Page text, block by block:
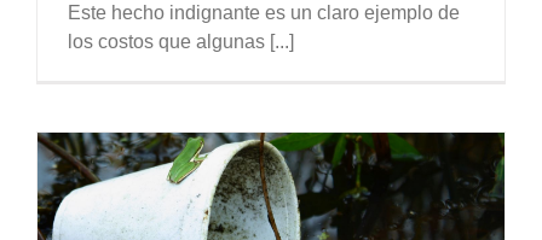
Este hecho indignante es un claro ejemplo de
los costos que algunas [...]